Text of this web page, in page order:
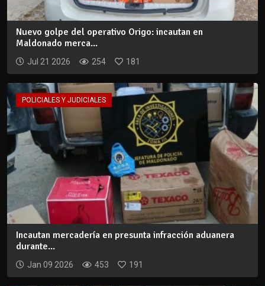
Nuevo golpe del operativo Origo: incautan en
Maldonado merca...
Jul 21 2026 254 181
POLICIALES Y JUDICIALES
Incautan mercadería en presunta infracción aduanera
durante...
Jan 09 2026 453 191